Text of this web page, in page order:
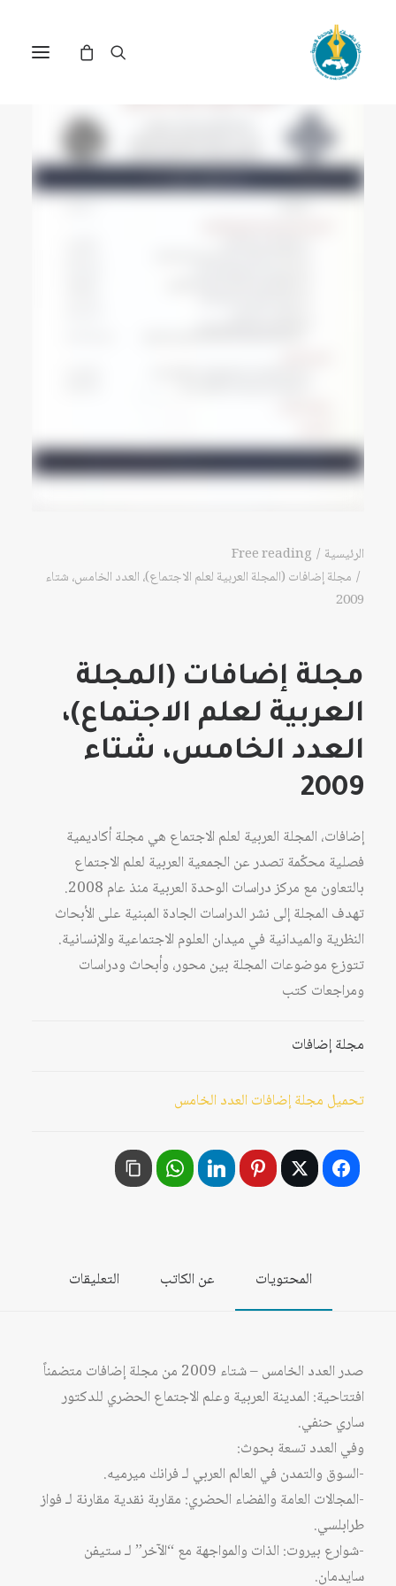
الرئيسية
Free reading
مجلة إضافات (المجلة العربية لعلم الاجتماع)، العدد الخامس، شتاء
2009
مجلة إضافات (المجلة
العربية لعلم الاجتماع)،
العدد الخامس، شتاء
2009
إضافات، المجلة العربية لعلم الاجتماع هي مجلة أكاديمية
فصلية محكّمة تصدر عن الجمعية العربية لعلم الاجتماع
بالتعاون مع مركز دراسات الوحدة العربية منذ عام 2008.
تهدف المجلة إلى نشر الدراسات الجادة المبنية على الأبحاث
النظرية والميدانية في ميدان العلوم الاجتماعية والإنسانية.
تتوزع موضوعات المجلة بين محور، وأبحاث ودراسات
ومراجعات كتب
مجلة إضافات
تحميل مجلة إضافات العدد الخامس
المحتويات عن الكاتب التعليقات
صدر العدد الخامس – شتاء 2009 من مجلة إضافات متضمناً
افتتاحية: المدينة العربية وعلم الاجتماع الحضري للدكتور
ساري حنفي.
وفي العدد تسعة بحوث:
-السوق والتمدن في العالم العربي لـ فرانك ميرميه.
-المجالات العامة والفضاء الحضري: مقاربة نقدية مقارنة لـ فواز
طرابلسي.
-شوارع بيروت: الذات والمواجهة مع “الآخر” لـ ستيفن
سايدمان.